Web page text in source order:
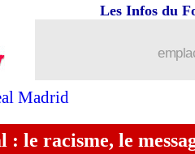
Madrid
Les Infos du
: le racisme, le
Mbappé pour
ne sera pas